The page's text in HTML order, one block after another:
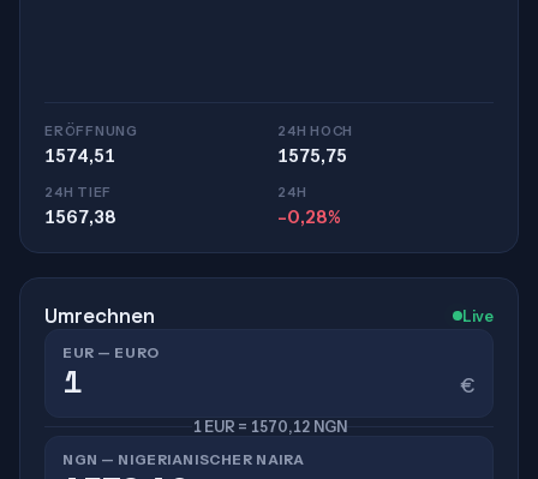
ERÖFFNUNG
1574,51
24H HOCH
1575,75
24H TIEF
1567,38
24H
-0,28%
Umrechnen Live
EUR — EURO
€
1 EUR = 1570,12 NGN
NGN — NIGERIANISCHER NAIRA